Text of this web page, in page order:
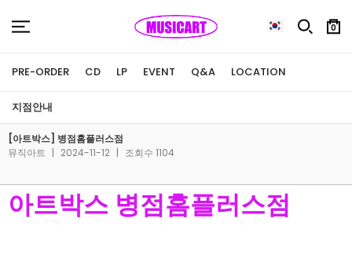
0
PRE-ORDER CD LP EVENT Q&A LOCATION
지점안내
[아트박스] 병점홈플러스점
뮤직아트 | 2024-11-12 | 조회수 1104
아트박스 병점홈플러스점